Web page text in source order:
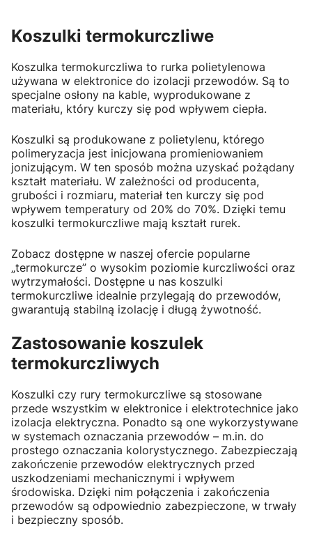
Koszulki termokurczliwe
Koszulka termokurczliwa to rurka polietylenowa
używana w elektronice do izolacji przewodów. Są to
specjalne osłony na kable, wyprodukowane z
materiału, który kurczy się pod wpływem ciepła.
Koszulki są produkowane z polietylenu, którego
polimeryzacja jest inicjowana promieniowaniem
jonizującym. W ten sposób można uzyskać pożądany
kształt materiału. W zależności od producenta,
grubości i rozmiaru, materiał ten kurczy się pod
wpływem temperatury od 20% do 70%. Dzięki temu
koszulki termokurczliwe mają kształt rurek.
Zobacz dostępne w naszej ofercie popularne
„termokurcze” o wysokim poziomie kurczliwości oraz
wytrzymałości. Dostępne u nas koszulki
termokurczliwe idealnie przylegają do przewodów,
gwarantują stabilną izolację i długą żywotność.
Zastosowanie koszulek
termokurczliwych
Koszulki czy rury termokurczliwe są stosowane
przede wszystkim w elektronice i elektrotechnice jako
izolacja elektryczna. Ponadto są one wykorzystywane
w systemach oznaczania przewodów – m.in. do
prostego oznaczania kolorystycznego. Zabezpieczają
zakończenie przewodów elektrycznych przed
uszkodzeniami mechanicznymi i wpływem
środowiska. Dzięki nim połączenia i zakończenia
przewodów są odpowiednio zabezpieczone, w trwały
i bezpieczny sposób.